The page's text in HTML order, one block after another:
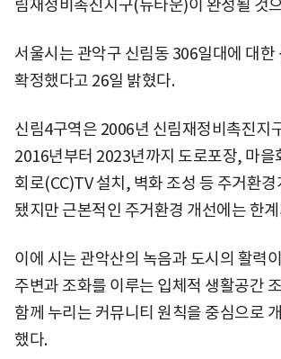
림재정비촉진지구(뉴타운)이 완성될 것
서울시는 관악구 신림동 306일대에 대
확정했다고 26일 밝혔다.
신림4구역은 2006년 신림재정비촉진지
2016년부터 2023년까지 도로포장, 마을
회로(CC)TV 설치, 벽화 조성 등 주거환
됐지만 근본적인 주거환경 개선에는 한
이에 시는 관악산의 녹음과 도시의 활력
주변과 조화를 이루는 입체적 생활공간
함께 누리는 커뮤니티 원칙을 중심으로
했다.